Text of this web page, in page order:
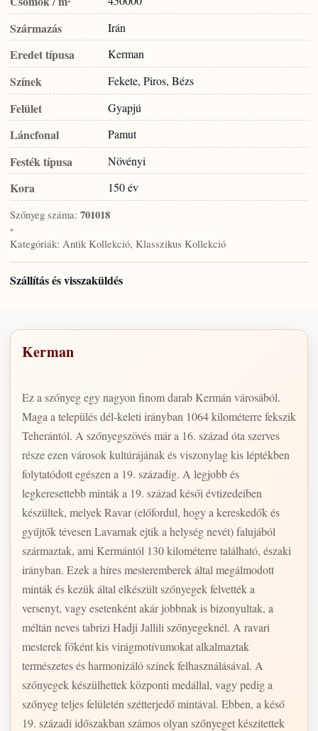
Származás Irán
Eredet típusa Kerman
Színek Fekete, Piros, Bézs
Felület Gyapjú
Láncfonal Pamut
Festék típusa Növényi
Kora 150 év
Szőnyeg száma: 701018
•
Kategóriák: Antik Kollekció, Klasszikus Kollekció
Szállítás és visszaküldés
Kerman
Ez a szőnyeg egy nagyon finom darab Kermán városából.
Maga a település dél-keleti irányban 1064 kilométerre fekszik
Teherántól. A szőnyegszövés már a 16. század óta szerves
része ezen városok kultúrájának és viszonylag kis léptékben
folytatódott egészen a 19. századig. A legjobb és
legkeresettebb minták a 19. század késői évtizedeiben
készültek, melyek Ravar (előfordul, hogy a kereskedők és
gyűjtők tévesen Lavarnak ejtik a helység nevét) falujából
származtak, ami Kermántól 130 kilométerre található, északi
irányban. Ezek a híres mesteremberek által megálmodott
minták és kezük által elkészült szőnyegek felvették a
versenyt, vagy esetenként akár jobbnak is bizonyultak, a
méltán neves tabrizi Hadji Jallili szőnyegeknél. A ravari
mesterek főként kis virágmotívumokat alkalmaztak
természetes és harmonizáló színek felhasználásával. A
szőnyegek készülhettek központi medállal, vagy pedig a
szőnyeg teljes felületén szétterjedő mintával. Ebben, a késő
19. századi időszakban számos olyan szőnyeget készítettek